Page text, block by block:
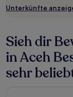
Unterkünfte
Sieh dir
in Aceh
sehr